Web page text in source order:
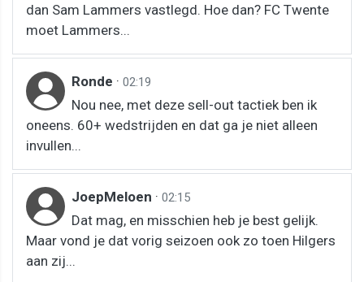
dan Sam Lammers vastlegd. Hoe dan? FC Twente
moet Lammers...
Ronde · 02:19
Nou nee, met deze sell-out tactiek ben ik
oneens. 60+ wedstrijden en dat ga je niet alleen
invullen...
JoepMeloen · 02:15
Dat mag, en misschien heb je best gelijk.
Maar vond je dat vorig seizoen ook zo toen Hilgers
aan zij...